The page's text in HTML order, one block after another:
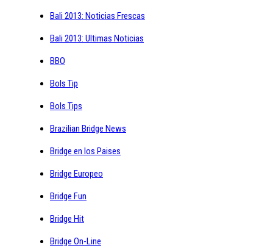
Bali 2013: Noticias Frescas
Bali 2013: Ultimas Noticias
BBO
Bols Tip
Bols Tips
Brazilian Bridge News
Bridge en los Paises
Bridge Europeo
Bridge Fun
Bridge Hit
Bridge On-Line